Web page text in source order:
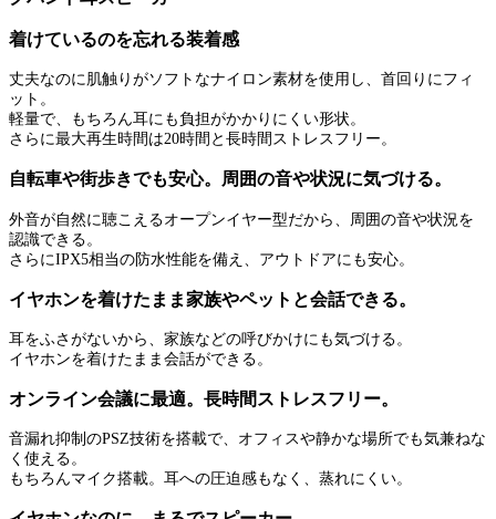
着けているのを忘れる装着感
丈夫なのに肌触りがソフトなナイロン素材を使用し、首回りにフィ
ット。
軽量で、もちろん耳にも負担がかかりにくい形状。
さらに最大再生時間は20時間と長時間ストレスフリー。
自転車や街歩きでも安心。周囲の音や状況に気づける。
外音が自然に聴こえるオープンイヤー型だから、周囲の音や状況を
認識できる。
さらにIPX5相当の防水性能を備え、アウトドアにも安心。
イヤホンを着けたまま家族やペットと会話できる。
耳をふさがないから、家族などの呼びかけにも気づける。
イヤホンを着けたまま会話ができる。
オンライン会議に最適。長時間ストレスフリー。
音漏れ抑制のPSZ技術を搭載で、オフィスや静かな場所でも気兼ねな
く使える。
もちろんマイク搭載。耳への圧迫感もなく、蒸れにくい。